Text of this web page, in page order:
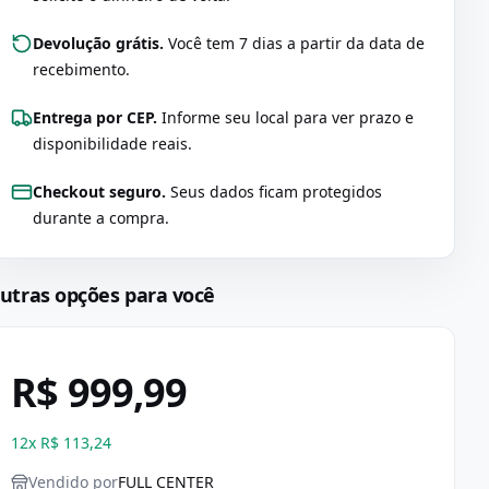
Devolução grátis. Você tem 7 dias a partir da data de
recebimento.
Entrega por CEP. Informe seu local para ver prazo e
disponibilidade reais.
Checkout seguro. Seus dados ficam protegidos
durante a compra.
opções para você
R$ 999,99
12x R$ 113,24
Vendido porFULL CENTER